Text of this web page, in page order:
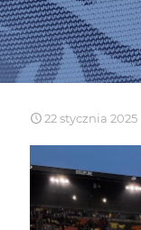
22 stycznia 2025